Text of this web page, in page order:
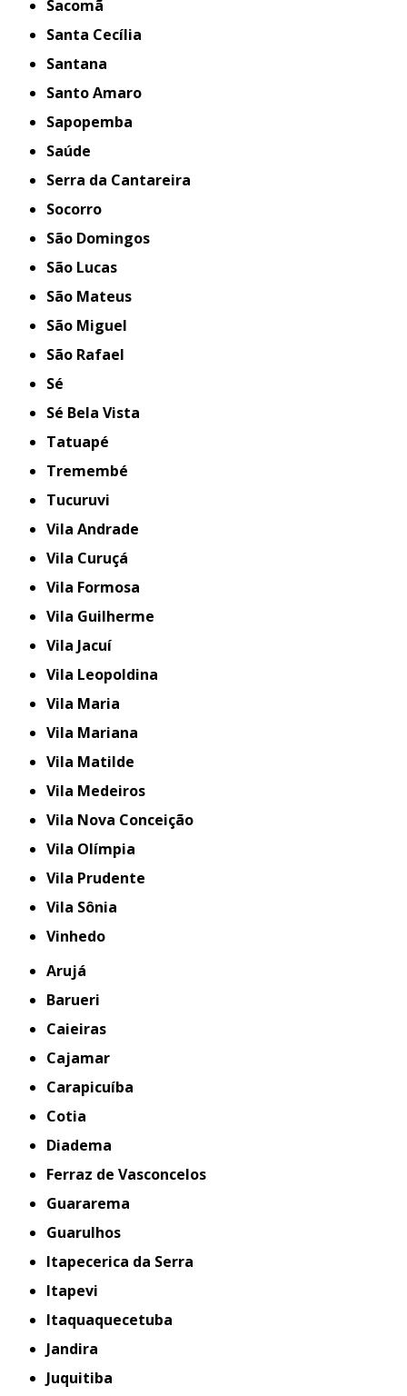
Sacomã
Santa Cecília
Santana
Santo Amaro
Sapopemba
Saúde
Serra da Cantareira
Socorro
São Domingos
São Lucas
São Mateus
São Miguel
São Rafael
Sé
Sé Bela Vista
Tatuapé
Tremembé
Tucuruvi
Vila Andrade
Vila Curuçá
Vila Formosa
Vila Guilherme
Vila Jacuí
Vila Leopoldina
Vila Maria
Vila Mariana
Vila Matilde
Vila Medeiros
Vila Nova Conceição
Vila Olímpia
Vila Prudente
Vila Sônia
Vinhedo
Arujá
Barueri
Caieiras
Cajamar
Carapicuíba
Cotia
Diadema
Ferraz de Vasconcelos
Guararema
Guarulhos
Itapecerica da Serra
Itapevi
Itaquaquecetuba
Jandira
Juquitiba